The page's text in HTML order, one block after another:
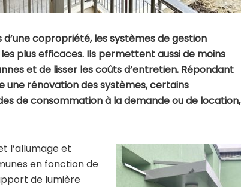
copropriété, les systèmes de gestion
plus efficaces. Ils permettent aussi de moins
et de lisser les coûts d’entretien. Répondant
une rénovation des systèmes, certains
de consommation à la demande ou de location,
l’allumage et
en fonction de
de lumière